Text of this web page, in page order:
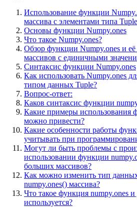
Использование функции
массива с элементами типа
Основы функции Numpy.ones
Что такое Numpy.ones?
Обзор функции Numpy.ones и её
массивов с единичными
Синтаксис функции Numpy.ones
Как использовать Numpy.ones
типом данных Tuple?
Вопрос-ответ:
Каков синтаксис функции
Какие примеры использования
можно привести?
Какие особенности работы
учитывать при
Могут ли быть проблемы с
использовании функции
больших массивов?
Как можно изменить тип
numpy.ones() массива?
Что такое функция numpy.ones и
используется?